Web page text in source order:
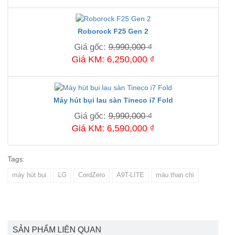
Roborock F25 Gen 2
Giá gốc:9,990,000 ₫
Giá KM: 6,250,000 ₫
Máy hút bụi lau sàn Tineco i7 Fold
Giá gốc:9,990,000 ₫
Giá KM: 6,590,000 ₫
Tags:
máy hút bụi LG CordZero A9T-LITE màu than chì
SẢN PHẨM LIÊN QUAN